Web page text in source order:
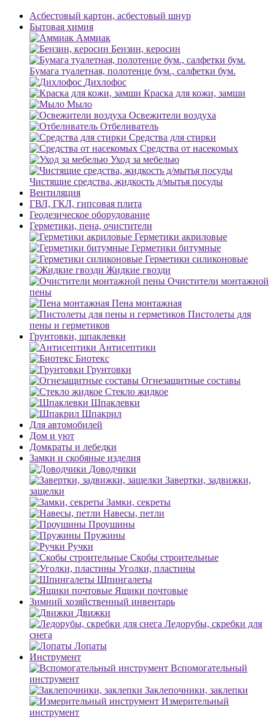
Асбестовый картон, асбестовый шнур
Бытовая химия
Аммиак
Бензин, керосин
Бумага туалетная, полотенце бум., салфетки бум.
Дихлофос
Краска для кожи, замши
Мыло
Освежители воздуха
Отбеливатель
Средства для стирки
Средства от насекомых
Уход за мебелью
Чистящие средства, жидкость д/мытья посуды
Вентиляция
ГВЛ, ГКЛ, гипсовая плита
Геодезическое оборудование
Герметики, пена, очистители
Герметики акриловые
Герметики битумные
Герметики силиконовые
Жидкие гвозди
Очистители монтажной
пены
Пена монтажная
Пистолеты для
пены и герметиков
Грунтовки, шпаклевки
Антисептики
Биотекс
Грунтовки
Огнезащитные составы
Стекло жидкое
Шпаклевки
Шпакрил
Для автомобилей
Дом и уют
Домкраты и лебедки
Замки и скобяные изделия
Доводчики
Завертки, задвижки,
защелки
Замки, секреты
Навесы, петли
Проушины
Пружины
Ручки
Скобы строительные
Уголки, пластины
Шпингалеты
Ящики почтовые
Зимний хозяйственный инвентарь
Движки
Ледорубы, скребки для
снега
Лопаты
Инструмент
Вспомогательный
инструмент
Заклепочники, заклепки
Измерительный
инструмент